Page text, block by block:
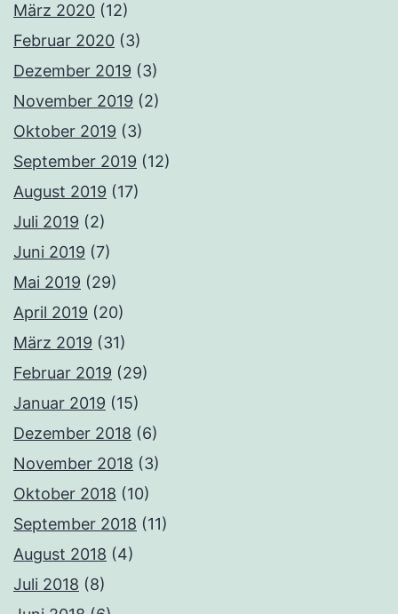
März 2020 (12)
Februar 2020 (3)
Dezember 2019 (3)
November 2019 (2)
Oktober 2019 (3)
September 2019 (12)
August 2019 (17)
Juli 2019 (2)
Juni 2019 (7)
Mai 2019 (29)
April 2019 (20)
März 2019 (31)
Februar 2019 (29)
Januar 2019 (15)
Dezember 2018 (6)
November 2018 (3)
Oktober 2018 (10)
September 2018 (11)
August 2018 (4)
Juli 2018 (8)